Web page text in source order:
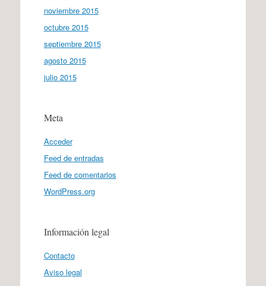
noviembre 2015
octubre 2015
septiembre 2015
agosto 2015
julio 2015
Meta
Acceder
Feed de entradas
Feed de comentarios
WordPress.org
Información legal
Contacto
Aviso legal